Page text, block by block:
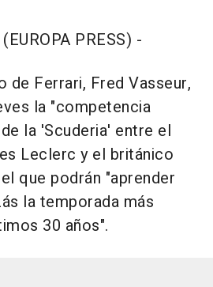
PRESS) -
de Ferrari, Fred Vasseur,
la "competencia
la 'Scuderia' entre el
Leclerc y el británico
que podrán "aprender
la temporada más
30 años".